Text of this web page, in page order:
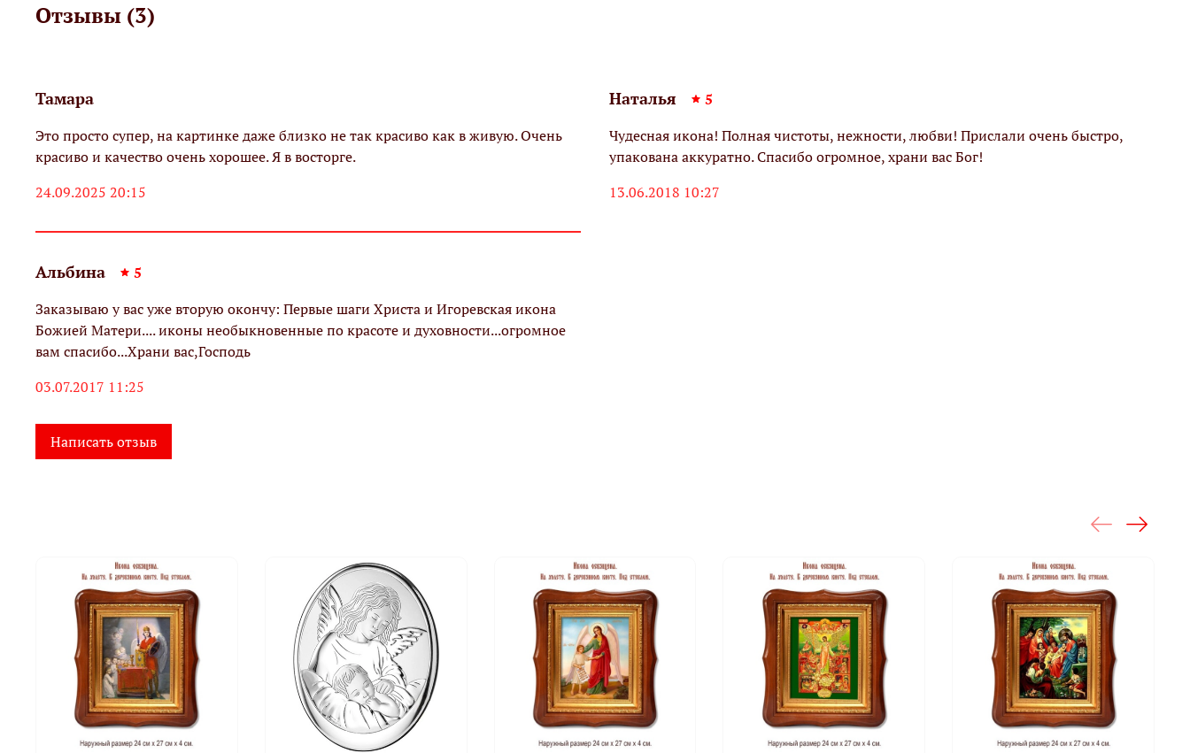
Отзывы (3)
Тамара
Это просто супер, на картинке даже близко не так красиво как в живую. Очень
красиво и качество очень хорошее. Я в восторге.
24.09.2025 20:15
Наталья
5
Чудесная икона! Полная чистоты, нежности, любви! Прислали очень быстро,
упакована аккуратно. Спасибо огромное, храни вас Бог!
13.06.2018 10:27
Альбина
5
Заказываю у вас уже вторую окончу: Первые шаги Христа и Игоревская икона
Божией Матери.... иконы необыкновенные по красоте и духовности...огромное
вам спасибо...Храни вас,Господь
03.07.2017 11:25
Написать отзыв